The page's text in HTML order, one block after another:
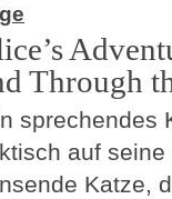
Through
sprechendes
auf
Katze,